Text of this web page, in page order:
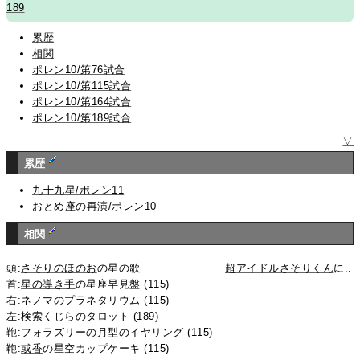
189
累歴
相関
ポレン10/第76試合
ポレン10/第115試合
ポレン10/第164試合
ポレン10/第189試合
▽
累歴
九十九星/ポレン11
おとめ座の再演/ポレン10
相関
頭:さそりのほのおの星の歌
首:星の導き手の星座早見盤 (115)
右:ネノマのプラネタリウム (115)
左:検索くじら のタロット (189)
鞄:フォラズリーの月型のイヤリング (115)
鞄:或香の星空カップケーキ (115)
超アイドルさそりくんに..